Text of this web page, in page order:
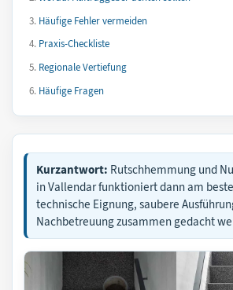
Häufige Fehler vermeiden
Praxis-Checkliste
Regionale Vertiefung
Häufige Fragen
Kurzantwort: Rutschhemmung und
in Vallendar funktioniert dann am
technische Eignung, saubere
Nachbetreuung zusammen gedacht